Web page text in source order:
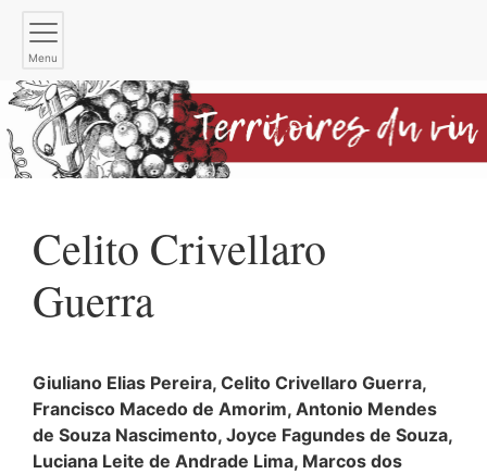
Menu
Celito Crivellaro
Guerra
Giuliano Elias Pereira, Celito Crivellaro Guerra,
Francisco Macedo de Amorim, Antonio Mendes
de Souza Nascimento, Joyce Fagundes de Souza,
Luciana Leite de Andrade Lima, Marcos dos